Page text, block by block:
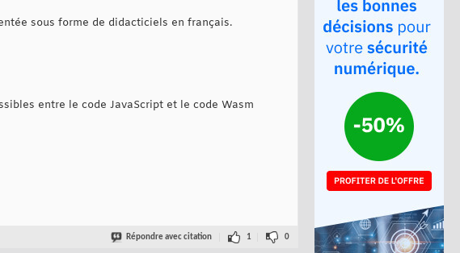
sous forme de didacticiels en français.
entre le code JavaScript et le code Wasm
Répondre avec citation 1 0